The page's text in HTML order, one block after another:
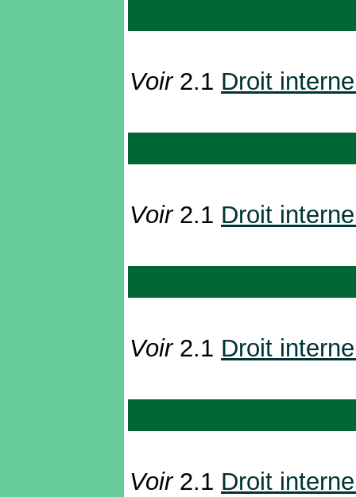
Voir 2.1 Droit
Voir 2.1 Droit
Voir 2.1 Droit
Voir 2.1 Droit